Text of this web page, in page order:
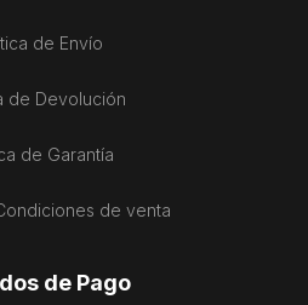
de Envío
de Devolución
de Garantía
de venta
de Pago